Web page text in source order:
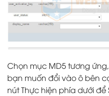
Chọn mục MD5 tương
bạn muốn đổi vào ô bên
nút Thực hiện phía dưới